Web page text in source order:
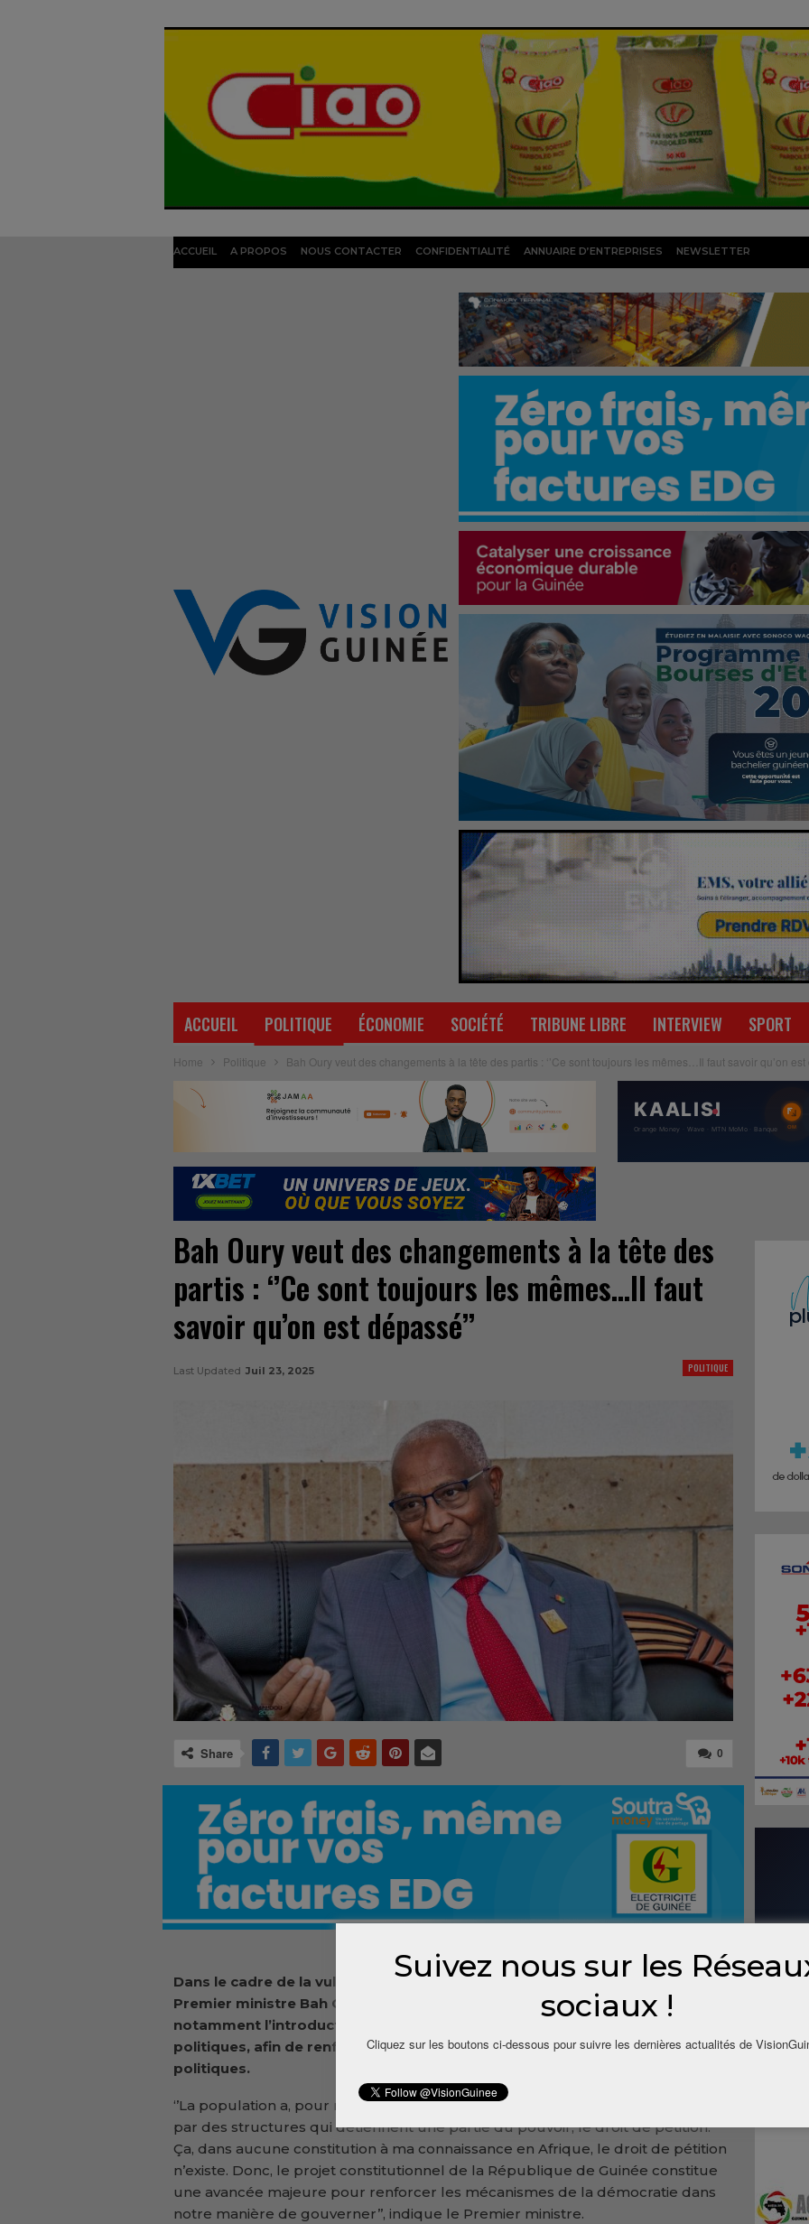
ACCUEIL A PROPOS NOUS CONTACTER CONFIDENTIALITÉ ANNUAIRE D’ENTREPRISES NEWSLETTER
ACCUEIL POLITIQUE ÉCONOMIE SOCIÉTÉ TRIBUNE LIBRE INTERVIEW SPORT
Home Politique Bah Oury veut des changements à la tête des partis : ‘’Ce sont toujours les mêmes…Il faut savoir qu’on est
Bah Oury veut des changements à la tête des
partis : ‘’Ce sont toujours les mêmes…Il faut
savoir qu’on est dépassé’’
POLITIQUE
Last Updated Juil 23, 2025
0
Share
Dans le cadre de la vulgarisation du projet de nouvelle constitution, le
Premier ministre Bah Oury met en avant des innovations majeures,
notamment l’introduction du droit de pétition et la régularisation des partis
politiques, afin de renforcer la démocratie et renouveler les pratiques
politiques.
‘’La population a, pour ne pas être emprisonnée par des partis politiques ou
par des structures qui détiennent une partie du pouvoir, le droit de pétition.
Ça, dans aucune constitution à ma connaissance en Afrique, le droit de pétition
n’existe. Donc, le projet constitutionnel de la République de Guinée constitue
une avancée majeure pour renforcer les mécanismes de la démocratie dans
notre manière de gouverner’’, indique le Premier ministre.
Suivez nous sur les
sociaux !
Cliquez sur les boutons ci-dessous pour suivre les dernières actualités de